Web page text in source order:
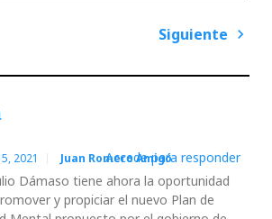
Siguiente
2021 Juan Romero Amigó
Dámaso tiene ahora la oportunidad
y propiciar el nuevo Plan de
Accede para responder